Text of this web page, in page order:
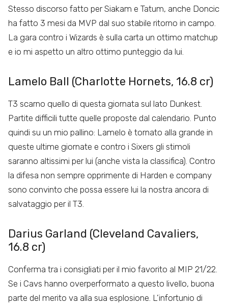
Stesso discorso fatto per Siakam e Tatum, anche Doncic
ha fatto 3 mesi da MVP dal suo stabile ritorno in campo.
La gara contro i Wizards è sulla carta un ottimo matchup
e io mi aspetto un altro ottimo punteggio da lui.
Lamelo Ball (Charlotte Hornets, 16.8 cr)
T3 scarno quello di questa giornata sul lato Dunkest.
Partite difficili tutte quelle proposte dal calendario. Punto
quindi su un mio pallino: Lamelo è tornato alla grande in
queste ultime giornate e contro i Sixers gli stimoli
saranno altissimi per lui (anche vista la classifica). Contro
la difesa non sempre opprimente di Harden e company
sono convinto che possa essere lui la nostra ancora di
salvataggio per il T3.
Darius Garland (Cleveland Cavaliers,
16.8 cr)
Conferma tra i consigliati per il mio favorito al MIP 21/22.
Se i Cavs hanno overperformato a questo livello, buona
parte del merito va alla sua esplosione. L’infortunio di